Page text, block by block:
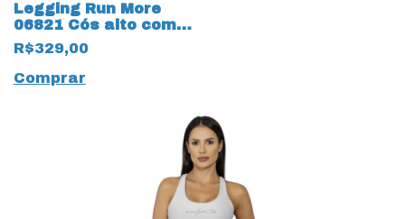
Legging Run More
06821 Cós alto com
Bolso Tecido Kelp
R$329,00
Comprar